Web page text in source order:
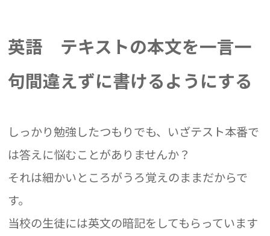
英語 テキストの本文を一言一
句間違えずに書けるようにする
しっかり勉強したつもりでも、いざテスト本番で
は答えに悩むことがありませんか？
それは細かいところがうろ覚えのままだからで
す。
当校の生徒には英文の暗記をしてもらっています